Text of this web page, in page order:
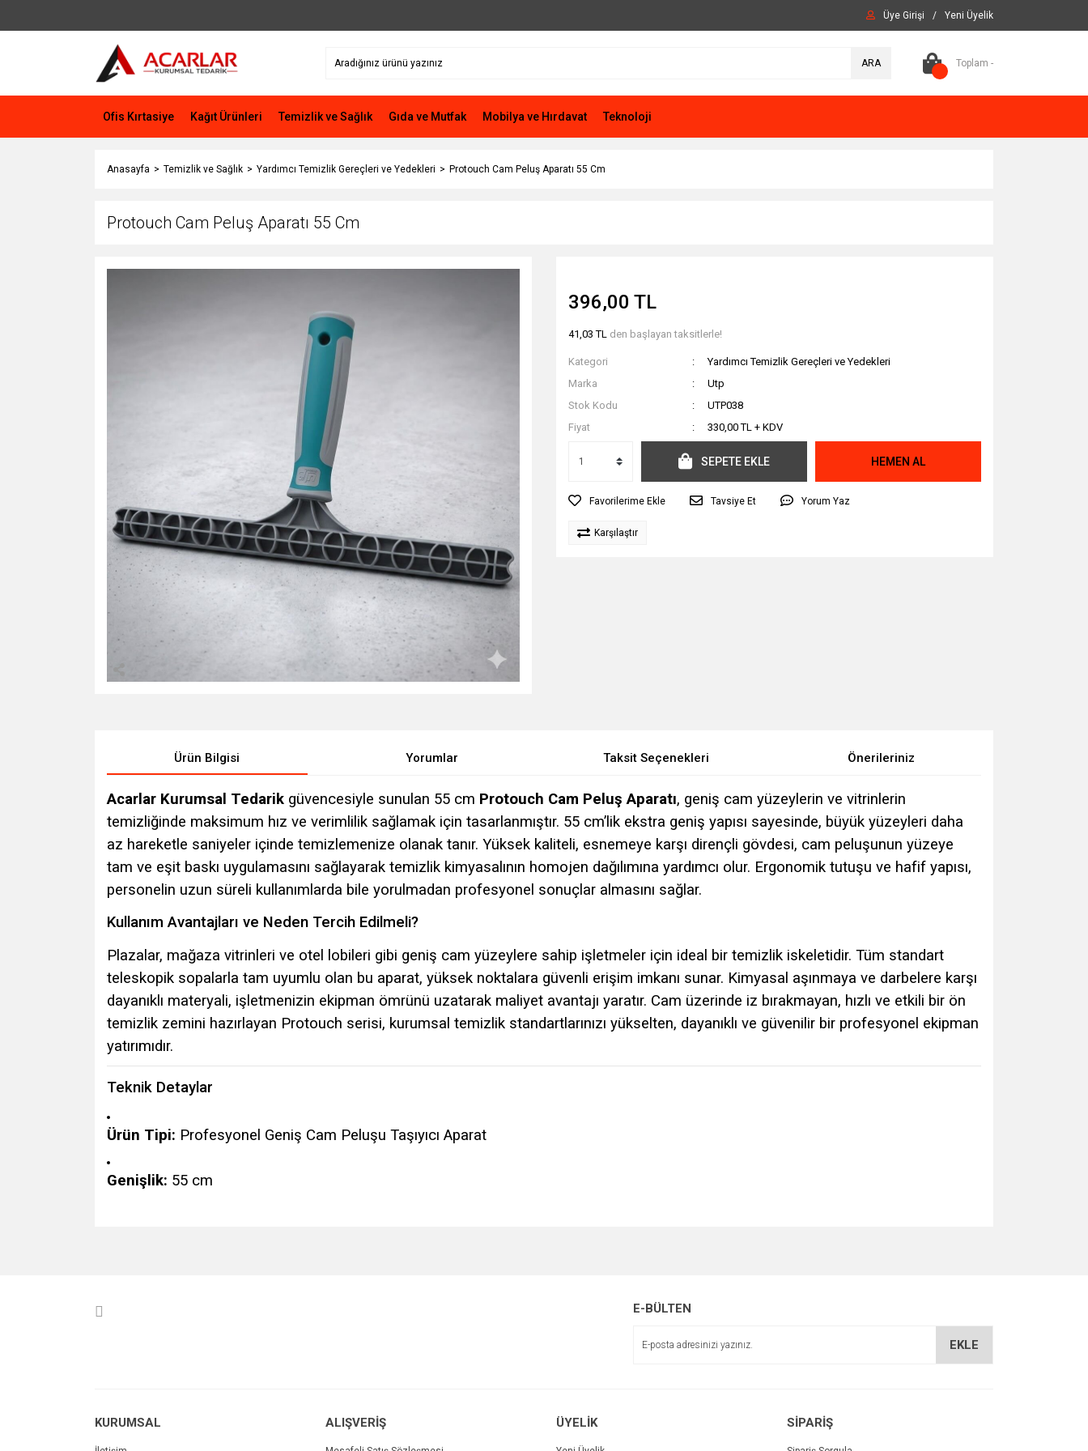
Üye Girişi / Yeni Üyelik
ARA Toplam -
Ofis Kırtasiye Kağıt Ürünleri Temizlik ve Sağlık Gıda ve Mutfak Mobilya ve Hırdavat Teknoloji
Anasayfa Temizlik ve Sağlık Yardımcı Temizlik Gereçleri ve Yedekleri Protouch Cam Peluş Aparatı 55 Cm
Protouch Cam Peluş Aparatı 55 Cm
396,00 TL
41,03 TL den başlayan taksitlerle!
Kategori
Yardımcı Temizlik Gereçleri ve Yedekleri
Marka
Utp
Stok Kodu
UTP038
Fiyat
330,00 TL + KDV
SEPETE EKLE HEMEN AL
Tavsiye Et Yorum Yaz
Karşılaştır
Ürün Bilgisi Yorumlar Taksit Seçenekleri Önerileriniz
Acarlar Kurumsal Tedarik güvencesiyle sunulan 55 cm Protouch Cam Peluş Aparatı, geniş cam yüzeylerin ve vitrinlerin
temizliğinde maksimum hız ve verimlilik sağlamak için tasarlanmıştır. 55 cm’lik ekstra geniş yapısı sayesinde, büyük yüzeyleri daha
az hareketle saniyeler içinde temizlemenize olanak tanır. Yüksek kaliteli, esnemeye karşı dirençli gövdesi, cam peluşunun yüzeye
tam ve eşit baskı uygulamasını sağlayarak temizlik kimyasalının homojen dağılımına yardımcı olur. Ergonomik tutuşu ve hafif yapısı,
personelin uzun süreli kullanımlarda bile yorulmadan profesyonel sonuçlar almasını sağlar.
Kullanım Avantajları ve Neden Tercih Edilmeli?
Plazalar, mağaza vitrinleri ve otel lobileri gibi geniş cam yüzeylere sahip işletmeler için ideal bir temizlik iskeletidir. Tüm standart
teleskopik sopalarla tam uyumlu olan bu aparat, yüksek noktalara güvenli erişim imkanı sunar. Kimyasal aşınmaya ve darbelere karşı
dayanıklı materyali, işletmenizin ekipman ömrünü uzatarak maliyet avantajı yaratır. Cam üzerinde iz bırakmayan, hızlı ve etkili bir ön
temizlik zemini hazırlayan Protouch serisi, kurumsal temizlik standartlarınızı yükselten, dayanıklı ve güvenilir bir profesyonel ekipman
yatırımıdır.
Teknik Detaylar
Ürün Tipi: Profesyonel Geniş Cam Peluşu Taşıyıcı Aparat
Genişlik: 55 cm
E-BÜLTEN
EKLE
KURUMSAL ALIŞVERİŞ ÜYELİK SİPARİŞ